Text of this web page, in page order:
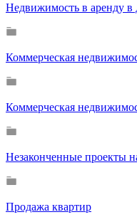
Недвижимость в аренду в
Коммерческая
Коммерческая
Незаконченные проекты
Продажа квартир